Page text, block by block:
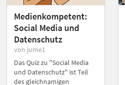
Medienkompetent:
Social Media und
Datenschutz
von jume1
Das Quiz zu "Social Media
und Datenschutz" ist Teil
des gleichnamigen